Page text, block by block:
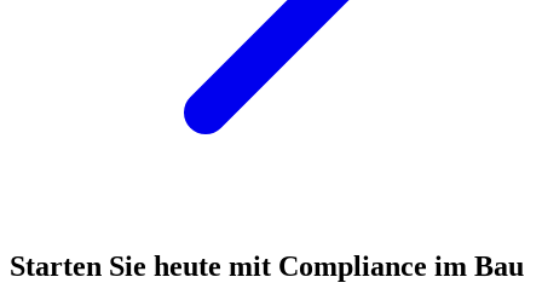
Starten Sie heute mit Compliance im Bau